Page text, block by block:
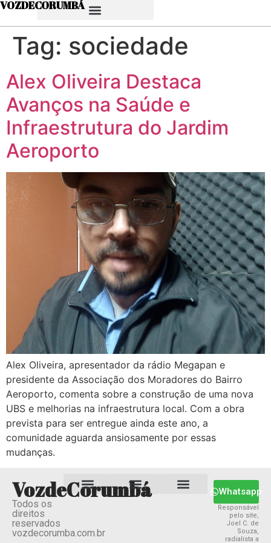
VOZDECORUMBÁ
Tag: sociedade
Alex Oliveira Destaca
Avanços na Saúde e
Infraestrutura do Jardim
Aeroporto
Alex Oliveira, apresentador da rádio Megapan e
presidente da Associação dos Moradores do Bairro
Aeroporto, comenta sobre a construção de uma nova
UBS e melhorias na infraestrutura local. Com a obra
prevista para ser entregue ainda este ano, a
comunidade aguarda ansiosamente por essas
mudanças.
VozdeCorumbá
Todos os
direitos
reservados
vozdecorumba.com.br
Whatsapp
Responsável
pelo site,
Joel C. de
Souza,
radialista a